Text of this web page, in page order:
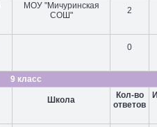
МОУ "Мичуринская
СОШ"
2
0
9 класс
Школа
Кол-во
ответов